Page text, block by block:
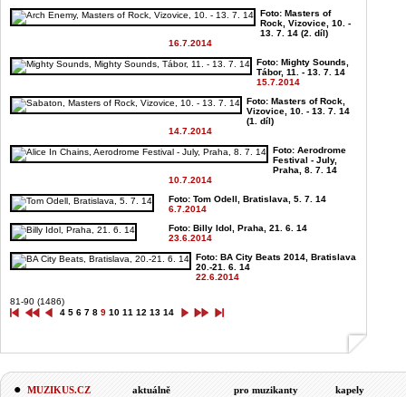
Foto: Masters of
Rock, Vizovice, 10. -
13. 7. 14 (2. díl)
16.7.2014
Foto: Mighty Sounds,
Tábor, 11. - 13. 7. 14
15.7.2014
Foto: Masters of Rock,
Vizovice, 10. - 13. 7. 14
(1. díl)
14.7.2014
Foto: Aerodrome
Festival - July,
Praha, 8. 7. 14
10.7.2014
Foto: Tom Odell, Bratislava, 5. 7. 14
6.7.2014
Foto: Billy Idol, Praha, 21. 6. 14
23.6.2014
Foto: BA City Beats 2014, Bratislava
20.-21. 6. 14
22.6.2014
81-90 (1486)
4 5 6 7 8 9 10 11 12 13 14
MUZIKUS.CZ
aktuálně
pro muzikanty
kapely